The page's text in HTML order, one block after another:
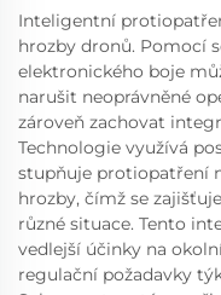
Inteligentní
hrozby dronů. Pomocí
elektronického boje
narušit neoprávněné
zároveň zachovat
Technologie využívá
stupňuje protiopatření
hrozby, čímž se
různé situace. Tento
vedlejší účinky na
regulační požadavky